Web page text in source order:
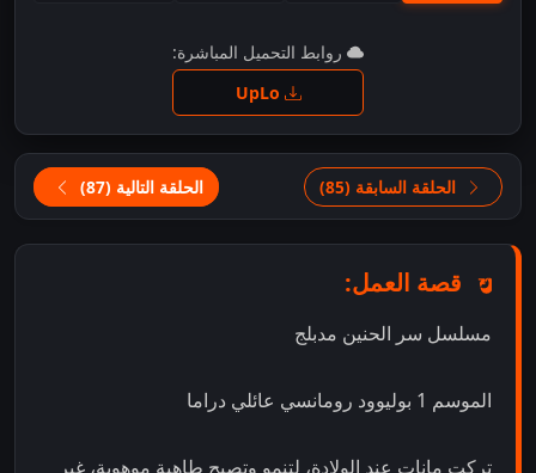
اضغط للمشاهدة
روابط التحميل المباشرة:
الحلقة السابقة (85) الحلقة التالية (87)
قصة العمل:
مسلسل سر الحنين مدبلج
الموسم 1 بوليوود رومانسي عائلي دراما
تركت مانات عند الولادة، لتنمو وتصبح طاهية موهوبة، غير